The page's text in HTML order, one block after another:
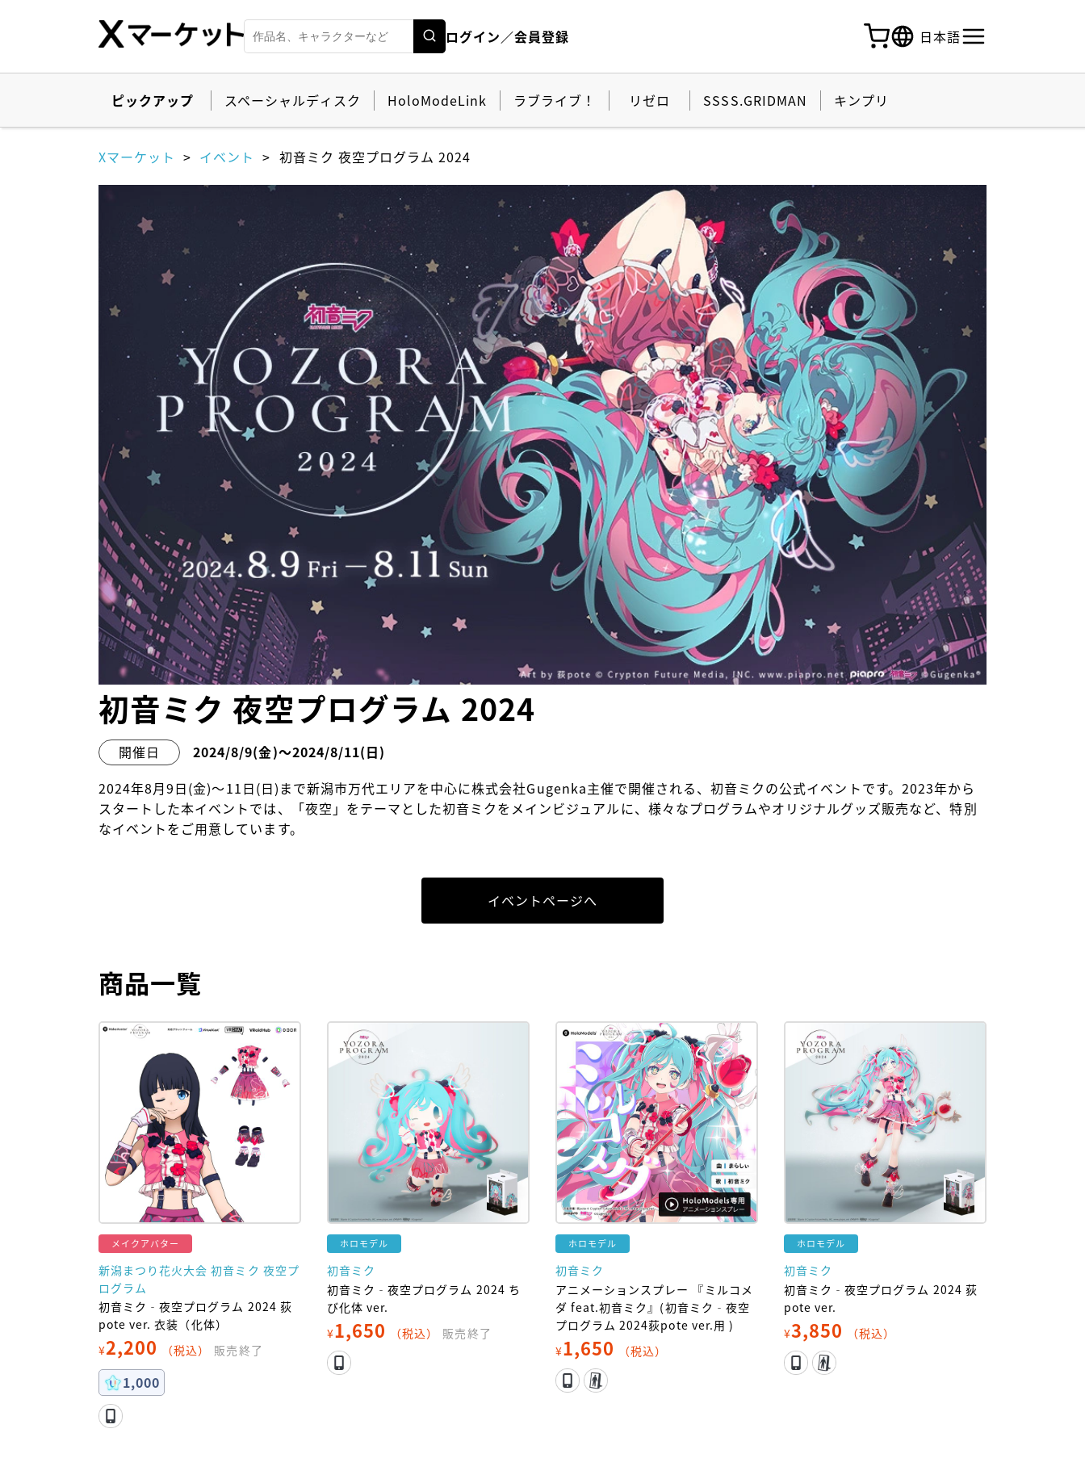
ログイン／会員登録 日本語
ピックアップ スペーシャルディスク HoloModeLink ラブライブ！ リゼロ SSSS.GRIDMAN キンプリ
Xマーケット イベント 初音ミク 夜空プログラム 2024
初音ミク 夜空プログラム 2024
開催日 2024/8/9(金)〜2024/8/11(日)
2024年8月9日(金)～11日(日)まで新潟市万代エリアを中心に株式会社Gugenka主催で開催される、初音ミクの公式イベントです。2023年から
スタートした本イベントでは、「夜空」をテーマとした初音ミクをメインビジュアルに、様々なプログラムやオリジナルグッズ販売など、特別
なイベントをご用意しています。
イベントページへ
商品一覧
メイクアバター
新潟まつり花火大会 初音ミク 夜空プ
ログラム
初音ミク‐夜空プログラム 2024 荻
pote ver. 衣装（化体）
¥2,200 （税込） 販売終了
1,000
ホロモデル
初音ミク
初音ミク‐夜空プログラム 2024 ち
び化体 ver.
¥1,650 （税込） 販売終了
ホロモデル
初音ミク
アニメーションスプレー 『ミルコメ
ダ feat.初音ミク』(初音ミク‐夜空
プログラム 2024荻pote ver.用 )
¥1,650 （税込）
ホロモデル
初音ミク
初音ミク‐夜空プログラム 2024 荻
pote ver.
¥3,850 （税込）